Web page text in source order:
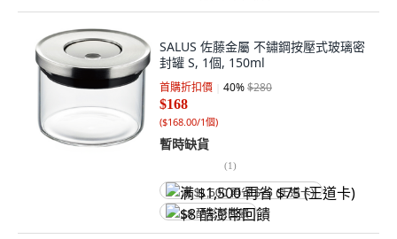
SALUS 佐藤金屬 不鏽鋼按壓式玻璃密
封罐 S, 1個, 150ml
首購折扣價 40%$280
$168
($168.00/1個)
暫時缺貨
(1)
满 $1,500 再省 $75 (王道卡)
$8 酷澎幣回饋